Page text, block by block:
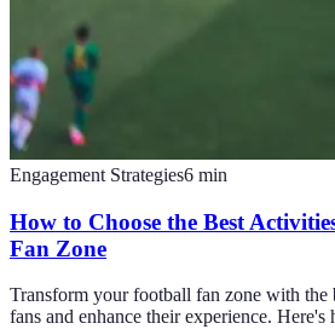
Engagement Strategies6 min
How to Choose the Best
Fan Zone
Transform your football fan zone with the
fans and enhance their experience.